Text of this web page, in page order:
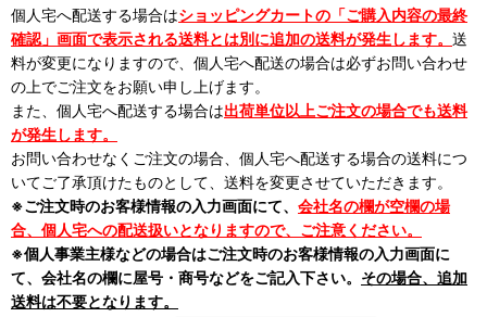
個人宅へ配送する場合はショッピングカートの「ご購入内容の最終
確認」画面で表示される送料とは別に追加の送料が発生します。 送
料が変更になりますので、個人宅へ配送の場合は必ずお問い合わせ
の上でご注文をお願い申し上げます。
また、個人宅へ配送する場合は出荷単位以上ご注文の場合でも送料
が発生します。
お問い合わせなくご注文の場合、個人宅へ配送する場合の送料につ
いてご了承頂けたものとして、送料を変更させていただきます。
※ご注文時のお客様情報の入力画面にて、 会社名の欄が空欄の場
合、個人宅への配送扱いとなりますので、ご注意ください。
※個人事業主様などの場合はご注文時のお客様情報の入力画面に
て、会社名の欄に屋号・商号などをご記入下さい。 その場合、追加
送料は不要となります。